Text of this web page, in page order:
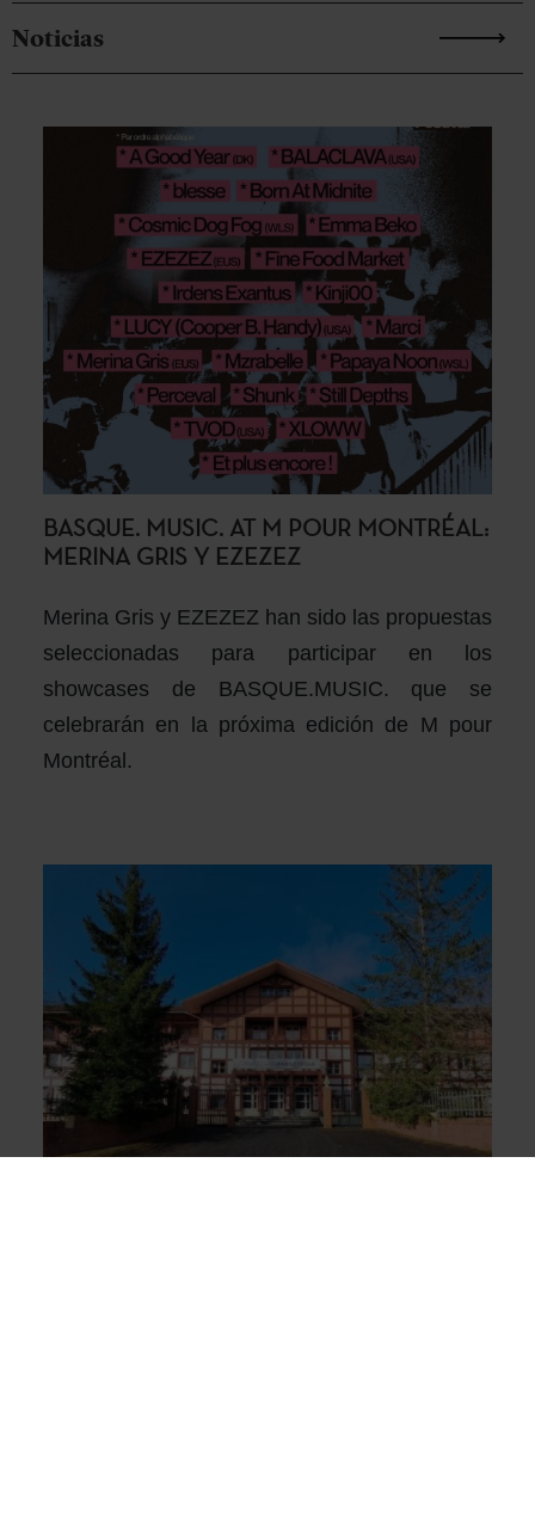
Noticias
BASQUE. MUSIC. AT M POUR MONTRÉAL:
MERINA GRIS Y EZEZEZ
Merina Gris y EZEZEZ han sido las propuestas
seleccionadas para participar en los
showcases de BASQUE.MUSIC. que se
celebrarán en la próxima edición de M pour
Montréal.